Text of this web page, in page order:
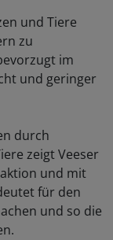
und Tiere
zu
im
und geringer
durch
zeigt Veeser
und mit
für den
und so die